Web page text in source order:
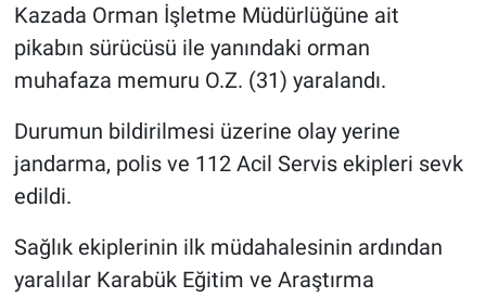
Kazada Orman İşletme Müdürlüğüne ait
pikabın sürücüsü ile yanındaki orman
muhafaza memuru O.Z. (31) yaralandı.
Durumun bildirilmesi üzerine olay yerine
jandarma, polis ve 112 Acil Servis ekipleri sevk
edildi.
Sağlık ekiplerinin ilk müdahalesinin ardından
yaralılar Karabük Eğitim ve Araştırma